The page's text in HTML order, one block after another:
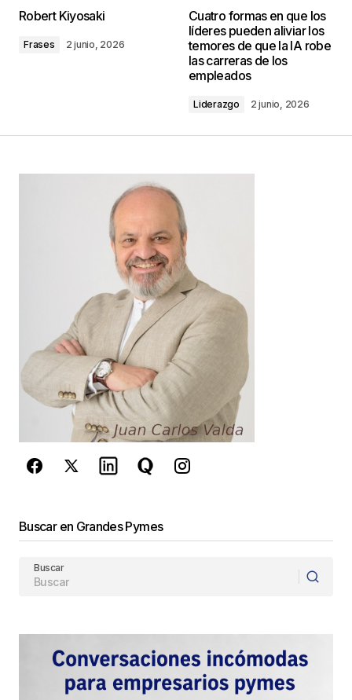
publicada. Los campos obligatorios están
Your Name*
*
Guarda mi nombre, correo electrónico y web en
este navegador para la próxima vez que
comente.
Este sitio esta protegido por
reCAPTCHA y la
Política de
privacidady losTérminos del servicio
de Googlese aplican.
Enviar Comentario
Robert Kiyosaki
Frases 2 junio, 2026
Cuatro formas en que los
líderes pueden aliviar los
temores de que la IA robe
las carreras de los
empleados
Liderazgo 2 junio, 2026
Buscar en Grandes Pymes
Buscar